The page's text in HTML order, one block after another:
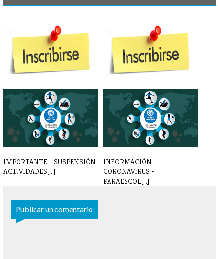
INSCRIPCIONES
PARAESCOLARES 24 - 25
INSCRIPCIONES
PARAESCOLARES 2022 - [...]
IMPORTANTE - SUSPENSIÓN
ACTIVIDADES[...]
INFORMACIÓN
CORONAVIRUS -
PARAESCOL[...]
Publicar un comentario